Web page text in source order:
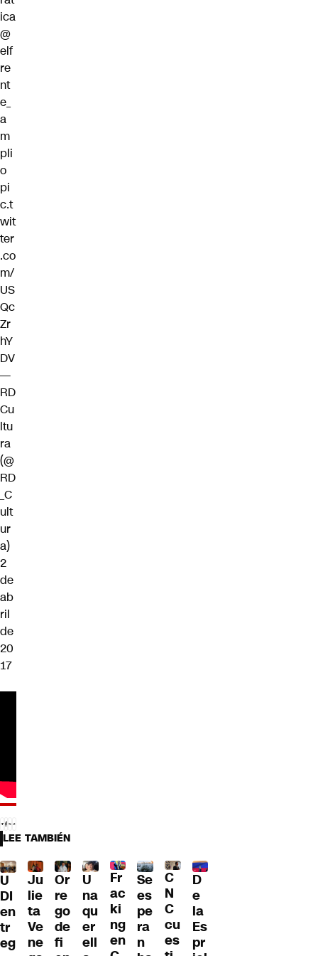
ica
@
elf
re
nt
e_
a
m
pli
o
pi
c.t
wit
ter
.co
m/
US
Qc
Zr
hY
DV
—
RD
Cu
ltu
ra
(@
RD
_C
ult
ur
a)
2
de
ab
ril
de
20
17
LEE TAMBIÉN
U
DI
en
tr
eg
Ju
lie
ta
Ve
ne
Or
re
go
de
fi
U
na
qu
er
ell
Fr
ac
ki
ng
en
Se
es
pe
ra
n
C
N
C
cu
es
D
e
la
Es
pr